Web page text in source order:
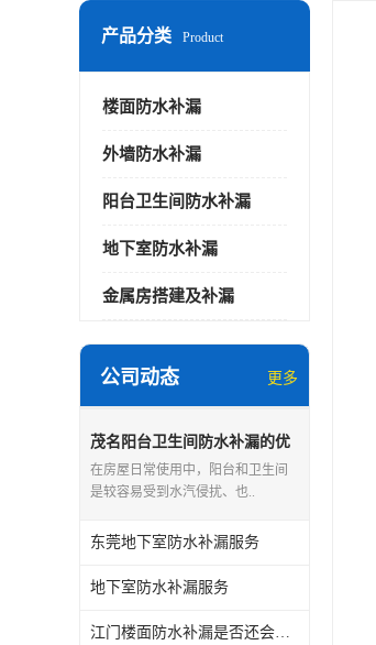
产品分类 Product
楼面防水补漏
外墙防水补漏
阳台卫生间防水补漏
地下室防水补漏
金属房搭建及补漏
公司动态 更多
茂名阳台卫生间防水补漏的优
点和缺点
在房屋日常使用中，阳台和卫生间
是较容易受到水汽侵扰、也..
东莞地下室防水补漏服务
地下室防水补漏服务
江门楼面防水补漏是否还会漏水